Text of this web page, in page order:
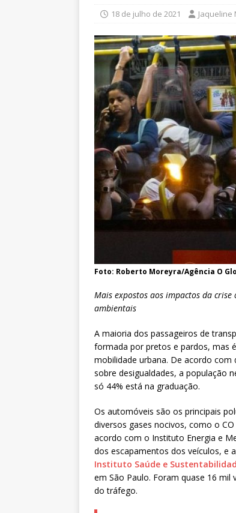
18 de julho de 2021 Jaqueline
Foto: Roberto Moreyra/Agência O
Mais expostos aos impactos da
ambientais
A maioria dos passageiros de
formada por pretos e pardos, mas
mobilidade urbana. De acordo com
sobre desigualdades, a população
só 44% está na graduação.
Os automóveis são os principais
diversos gases nocivos, como o
acordo com o Instituto Energia e
dos escapamentos dos veículos, e
Instituto Saúde e
em São Paulo. Foram quase 16
do tráfego.